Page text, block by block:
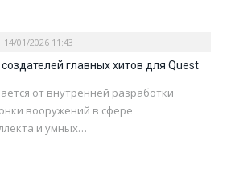
14/01/2026 11:43
главных хитов для Quest
от внутренней разработки
вооружений в сфере
и умных…